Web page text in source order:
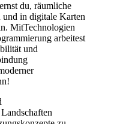
du, räumliche
und in digitale Karten
MitTechnologien
arbeitest
und